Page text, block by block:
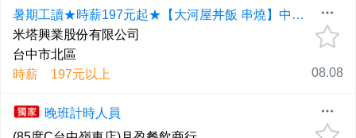
暑期工讀★時薪197元起★【大河屋丼飯 串燒】中友店 外場兼職夥伴(早班/晚班/假日班)
米塔興業股份有限公司
台中市北區
時薪 197元以上
08.08
晚班計時人員